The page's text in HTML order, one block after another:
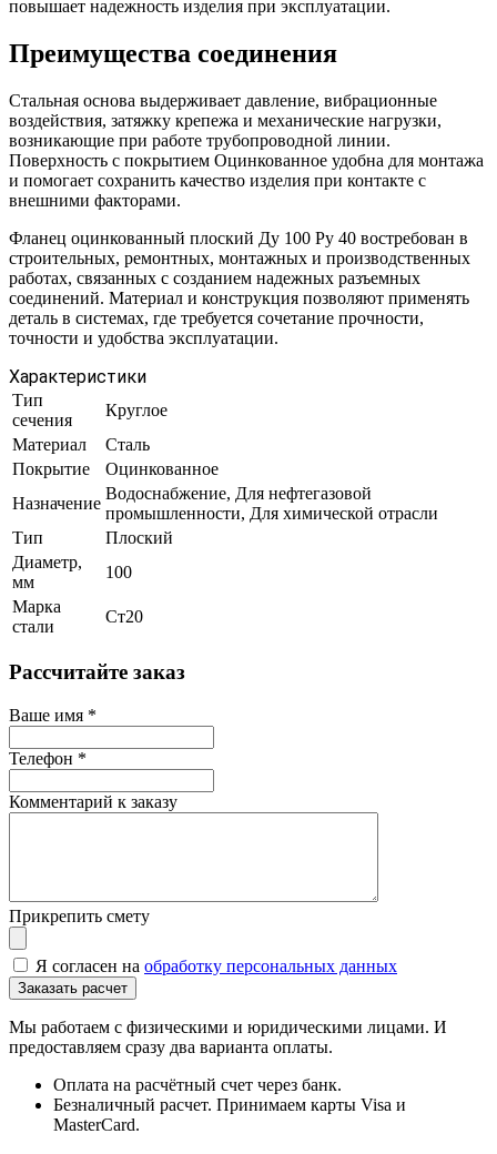
повышает надежность изделия при эксплуатации.
Преимущества соединения
Стальная основа выдерживает давление, вибрационные
воздействия, затяжку крепежа и механические нагрузки,
возникающие при работе трубопроводной линии.
Поверхность с покрытием Оцинкованное удобна для монтажа
и помогает сохранить качество изделия при контакте с
внешними факторами.
Фланец оцинкованный плоский Ду 100 Ру 40 востребован в
строительных, ремонтных, монтажных и производственных
работах, связанных с созданием надежных разъемных
соединений. Материал и конструкция позволяют применять
деталь в системах, где требуется сочетание прочности,
точности и удобства эксплуатации.
Характеристики
Тип
сечения
Круглое
Материал
Сталь
Покрытие
Оцинкованное
Назначение
Водоснабжение, Для нефтегазовой
промышленности, Для химической отрасли
Тип
Плоский
Диаметр,
мм
100
Марка
стали
Ст20
Рассчитайте заказ
Ваше имя *
Телефон *
Комментарий к заказу
Прикрепить смету
Я согласен на обработку персональных данных
Мы работаем с физическими и юридическими лицами. И
предоставляем сразу два варианта оплаты.
Оплата на расчётный счет через банк.
Безналичный расчет. Принимаем карты Visa и
MasterCard.